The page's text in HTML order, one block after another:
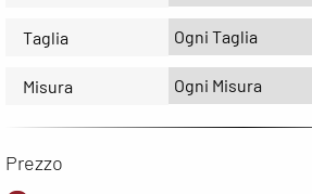
Taglia
Misura
Prezzo